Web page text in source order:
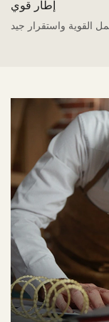
إطار قوي
القوية واستقرار جيد